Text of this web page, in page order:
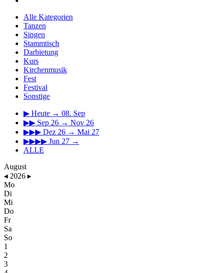
Alle Kategorien
Tanzen
Singen
Stammtisch
Darbietung
Kurs
Kirchenmusik
Fest
Festival
Sonstige
▶ Heute → 08. Sep
▶▶ Sep 26 → Nov 26
▶▶▶ Dez 26 → Mai 27
▶▶▶▶ Jun 27 →
ALLE
August
◂ 2026 ▸
Mo
Di
Mi
Do
Fr
Sa
So
1
2
3